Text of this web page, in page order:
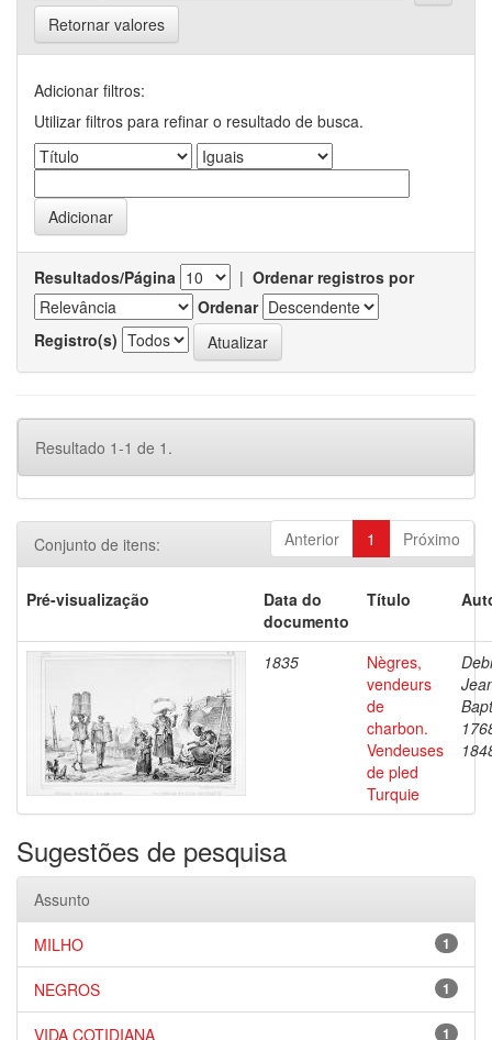
Retornar valores
Adicionar filtros:
Utilizar filtros para refinar o resultado de busca.
Resultados/Página | Ordenar registros por
Ordenar
Registro(s)
Resultado 1-1 de 1.
Anterior 1 Próximo
Conjunto de itens:
Pré-visualização
Data do
documento
Título
1835
Nègres,
vendeurs
de
charbon.
Vendeuses
de pled
Turquie
Sugestões de pesquisa
Assunto
1
MILHO
1
NEGROS
1
VIDA COTIDIANA